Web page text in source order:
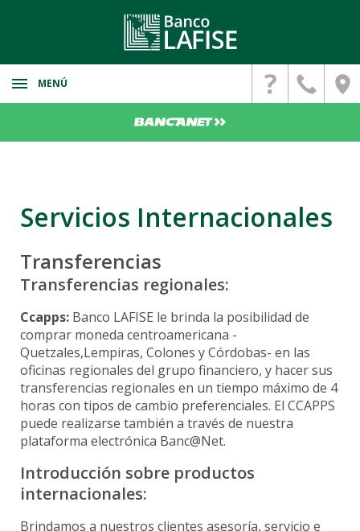
MENÚ
Cuenta para menores
Cuentas Corrientes
Remesas
Firma Digital
Registre su promesa de pago aquí
Préstamos
Préstamo personal
Préstamo de vivienda
Monibyte
Servicios Internacionales
Convertidor SINPE-IBAN
Paganet
Poket
Financiamiento
Solicitud Garantías de participación y Cumplimiento
Pagos
Canales Alternos
Tarifario
Inversiones Personalizadas
Cuentas Bancarias
Planificador Patrimonial
Fideicomiso Patrimonial
Acceso en Línea
LAFISE Advisor App
BlackDiamond
Financiamiento Exclusivo
Préstamo Back to Back
Seguros
Propiedades
Vehiculos
Servicios Internacionales
Transferencias
Transferencias regionales:
Ccapps: Banco LAFISE le brinda la posibilidad de
comprar moneda centroamericana -
Quetzales,Lempiras, Colones y Córdobas- en las
oficinas regionales del grupo financiero, y hacer sus
transferencias regionales en un tiempo máximo de 4
horas con tipos de cambio preferenciales. El CCAPPS
puede realizarse también a través de nuestra
plataforma electrónica Banc@Net.
Introducción sobre productos
internacionales:
Brindamos a nuestros clientes asesoría, servicio e